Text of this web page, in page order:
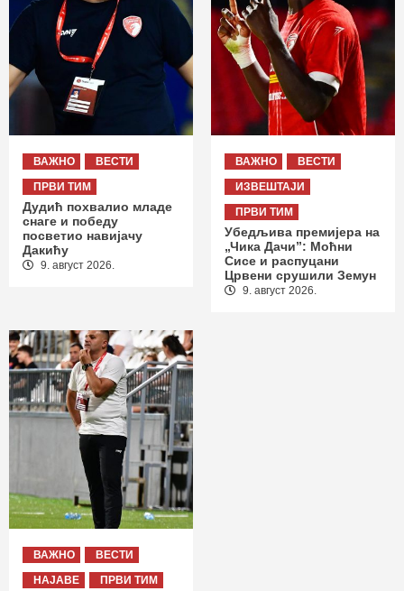
ВАЖНО
ВЕСТИ
ПРВИ ТИМ
Дудић похвалио младе
снаге и победу
посветио навијачу
Дакићу
9. август 2026.
ВАЖНО
ВЕСТИ
ИЗВЕШТАЈИ
ПРВИ ТИМ
Убедљива премијера на
„Чика Дачи”: Моћни
Сисе и распуцани
Црвени срушили Земун
9. август 2026.
ВАЖНО
ВЕСТИ
НАЈАВЕ
ПРВИ ТИМ